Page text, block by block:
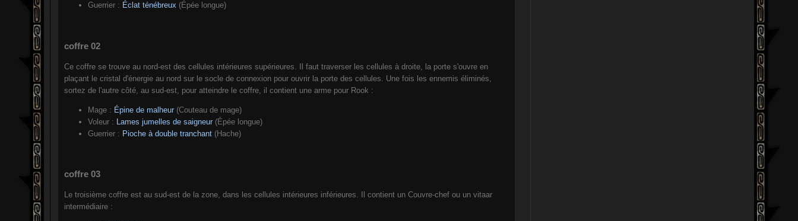
Guerrier : Éclat ténébreux (Épée longue)
coffre 02
Ce coffre se trouve au nord-est des cellules intérieures supérieures. Il faut traverser les cellules à droite, la porte s'ouvre en
plaçant le cristal d'énergie au nord sur le socle de connexion pour ouvrir la porte des cellules. Une fois les ennemis éliminés,
sortez de l'autre côté, au sud-est, pour atteindre le coffre, il contient une arme pour Rook :
Mage : Épine de malheur(Couteau de mage)
Voleur :
Lames jumelles de saigneur(Épée longue)
Guerrier : Pioche à double tranchant (Hache)
coffre 03
Le troisième coffre est au sud-est de la zone, dans les cellules intérieures inférieures. Il contient un Couvre-chef ou un vitaar
intermédiaire :